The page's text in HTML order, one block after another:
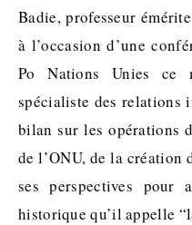
Badie, professeur
à l’occasion d’une
Po Nations Unies
spécialiste des relations
bilan sur les opérations
de l’ONU, de la création
ses perspectives pour
historique qu’il appelle